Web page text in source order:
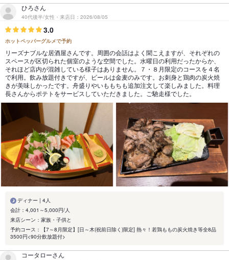
ひろさん
40代後半/女性・来店日：2026/08/05
3.0
ホットペッパーグルメで予約
リーズナブルな居酒屋さんです。周囲の会話はよく聞こえますが、それぞれの
スペースが区切られた個室のような空間でした。水曜日の利用だったからか、
それほど店内が混雑している様子はありません。７・８月限定のコースを４名
で利用。飲み放題付きですが、ビールは金麦のみです。お刺身と鶏肉の炭火焼
きが美味しかったです。舟盛りやいももちも追加注文して楽しみました。料理
長さんからポテトをサービスしていただきました。ご馳走様でした。
ディナー | 4人
会計：4,001～5,000円/人
来店シーン：家族・子供と
予約コース：【7～8月限定】[日～木(祝前日除く)限定] 熱々！若鶏ももの炭火焼き等全8品
3500円<90分飲放題付>
コータローさん